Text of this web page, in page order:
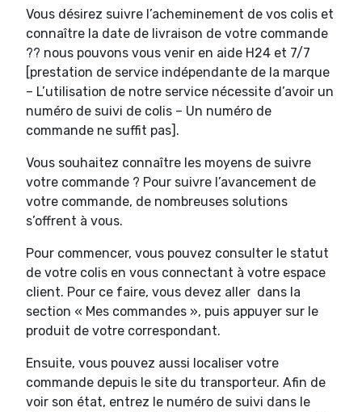
Vous désirez suivre l’acheminement de vos colis et
connaître la date de livraison de votre commande
?? nous pouvons vous venir en aide H24 et 7/7
[prestation de service indépendante de la marque
– L’utilisation de notre service nécessite d’avoir un
numéro de suivi de colis – Un numéro de
commande ne suffit pas].
Vous souhaitez connaître les moyens de suivre
votre commande ? Pour suivre l’avancement de
votre commande, de nombreuses solutions
s’offrent à vous.
Pour commencer, vous pouvez consulter le statut
de votre colis en vous connectant à votre espace
client. Pour ce faire, vous devez aller dans la
section « Mes commandes », puis appuyer sur le
produit de votre correspondant.
Ensuite, vous pouvez aussi localiser votre
commande depuis le site du transporteur. Afin de
voir son état, entrez le numéro de suivi dans le